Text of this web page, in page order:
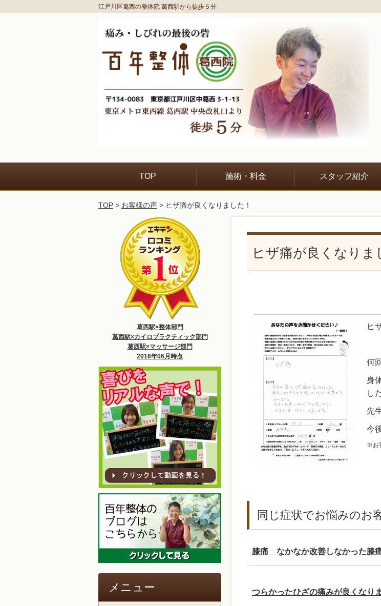
江戸川区葛西の整体院 葛西駅から徒歩５分
TOP 施術・料金 スタッフ紹介
TOP > お客様の声 > ヒザ痛が良くなりました！
ヒザ痛が良くなりま
ヒ
何
身
し
先
今
※お
同じ症状でお悩みのお
膝痛 なかなか改善しなかった膝
つらかったひざの痛みが良くなり
葛西駅×整体部門
葛西駅×カイロプラクティック部門
葛西駅×マッサージ部門
2016年06月時点
メニュー